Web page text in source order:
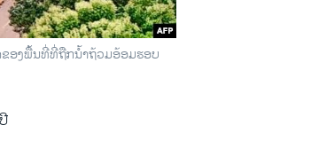
ຂອງພື້ນທີ່ທີ່ຖືກນ້ຳຖ້ວມອ້ອມຮອບ